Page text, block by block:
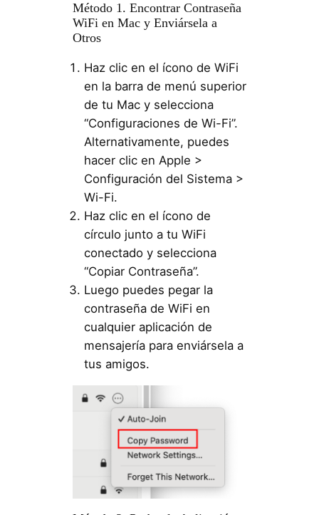
Método 1. Encontrar Contraseña
WiFi en Mac y Enviársela a
Otros
Haz clic en el ícono de WiFi
en la barra de menú superior
de tu Mac y selecciona
“Configuraciones de Wi-Fi”.
Alternativamente, puedes
hacer clic en Apple >
Configuración del Sistema >
Wi-Fi.
Haz clic en el ícono de
círculo junto a tu WiFi
conectado y selecciona
“Copiar Contraseña”.
Luego puedes pegar la
contraseña de WiFi en
cualquier aplicación de
mensajería para enviársela a
tus amigos.